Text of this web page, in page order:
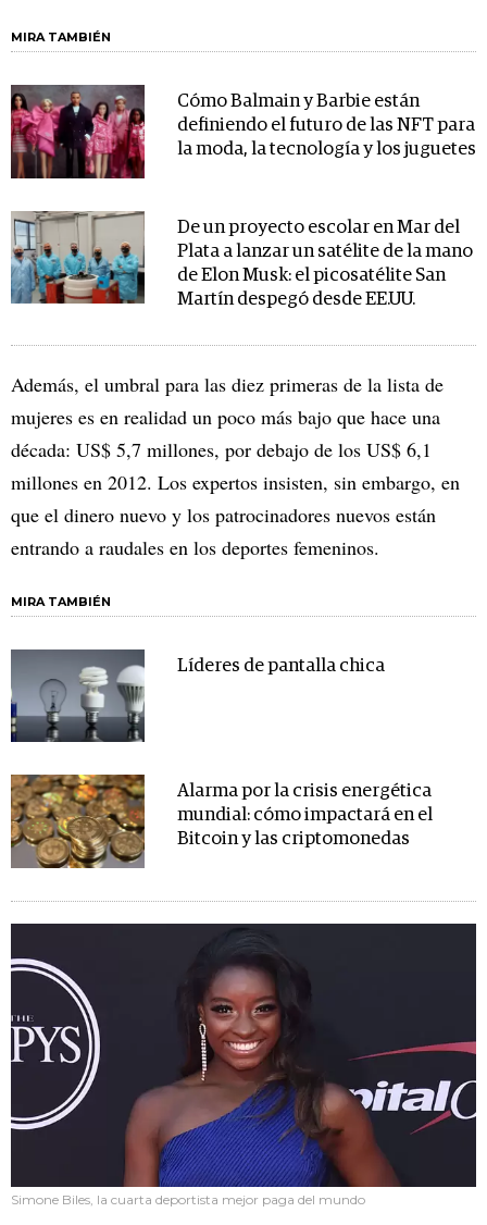
MIRA TAMBIÉN
Cómo Balmain y Barbie están
definiendo el futuro de las NFT para
la moda, la tecnología y los juguetes
De un proyecto escolar en Mar del
Plata a lanzar un satélite de la mano
de Elon Musk: el picosatélite San
Martín despegó desde EE.UU.
Además, el umbral para las diez primeras de la lista de
mujeres es en realidad un poco más bajo que hace una
década: US$ 5,7 millones, por debajo de los US$ 6,1
millones en 2012. Los expertos insisten, sin embargo, en
que el dinero nuevo y los patrocinadores nuevos están
entrando a raudales en los deportes femeninos.
MIRA TAMBIÉN
Líderes de pantalla chica
Alarma por la crisis energética
mundial: cómo impactará en el
Bitcoin y las criptomonedas
Simone Biles, la cuarta deportista mejor paga del mundo